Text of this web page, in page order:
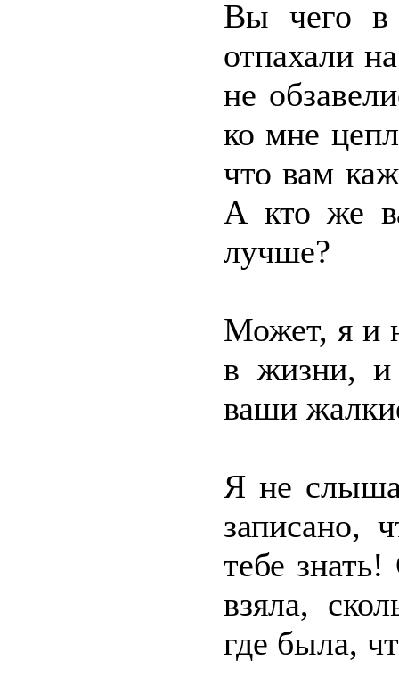
Вы чего в
отпахали
не
ко мне
что вам
А кто же
лучше?
Может, я и
в жизни, и
ваши
Я не
записано,
тебе
взяла,
где была,